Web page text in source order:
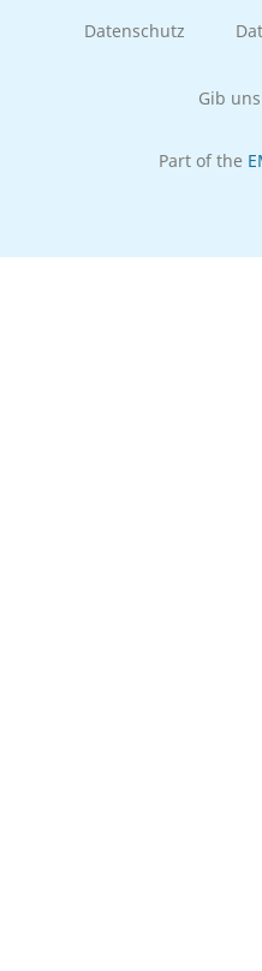
Datenschutz
Gib
Part of the